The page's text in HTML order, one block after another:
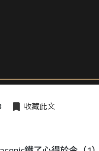
收藏此文